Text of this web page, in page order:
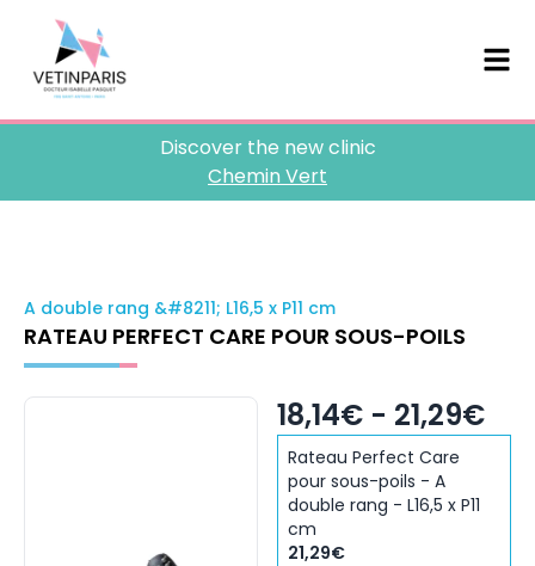
Discover the new clinic
Chemin Vert
A double rang &#8211; L16,5 x P11 cm
RATEAU PERFECT CARE POUR SOUS-POILS
18,14€ - 21,29€
Rateau Perfect Care
pour sous-poils - A
double rang - L16,5 x P11
cm
21,29€